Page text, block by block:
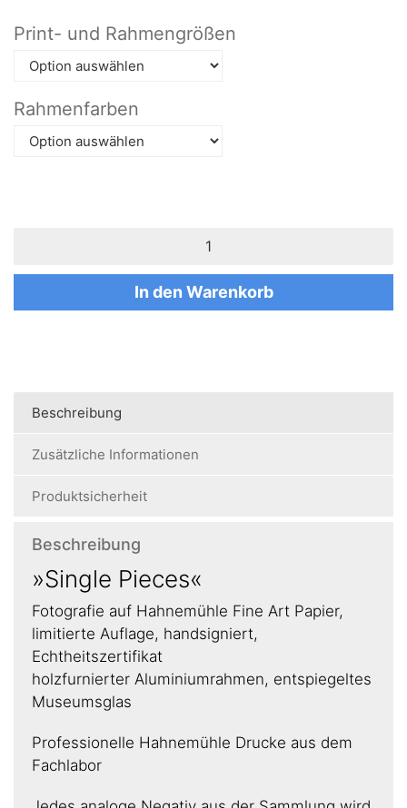
Print- und Rahmengrößen
Rahmenfarben
In den Warenkorb
Beschreibung
Zusätzliche Informationen
Produktsicherheit
Beschreibung
»Single Pieces«
Fotografie auf Hahnemühle Fine Art Papier,
limitierte Auflage, handsigniert,
Echtheitszertifikat
holzfurnierter Aluminiumrahmen, entspiegeltes
Museumsglas
Professionelle Hahnemühle Drucke aus dem
Fachlabor